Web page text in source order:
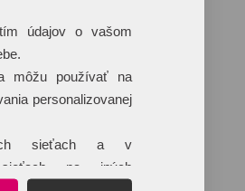
údajov o vašom
môžu používať na
personalizovanej
sieťach a v
sieťach na iných